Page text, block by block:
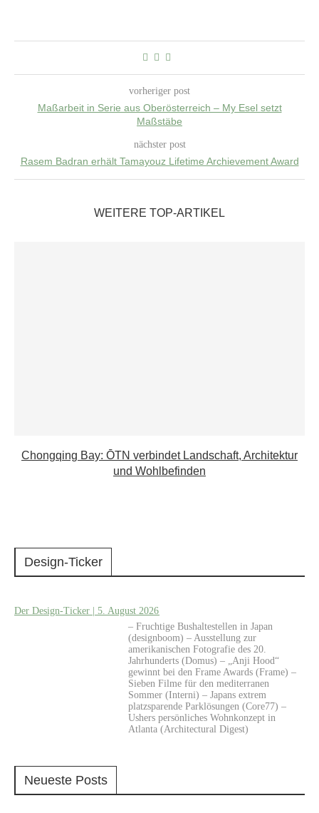
vorheriger post
Maßarbeit in Serie aus Oberösterreich – My Esel setzt
Maßstäbe
nächster post
Rasem Badran erhält Tamayouz Lifetime Archievement Award
WEITERE TOP-ARTIKEL
Chongqing Bay: ŌTN verbindet Landschaft, Architektur
und Wohlbefinden
Design-Ticker
Der Design-Ticker | 5. August 2026
– Fruchtige Bushaltestellen in Japan
(designboom) – Ausstellung zur
amerikanischen Fotografie des 20.
Jahrhunderts (Domus) – „Anji Hood“
gewinnt bei den Frame Awards (Frame) –
Sieben Filme für den mediterranen
Sommer (Interni) – Japans extrem
platzsparende Parklösungen (Core77) –
Ushers persönliches Wohnkonzept in
Atlanta (Architectural Digest)
Neueste Posts